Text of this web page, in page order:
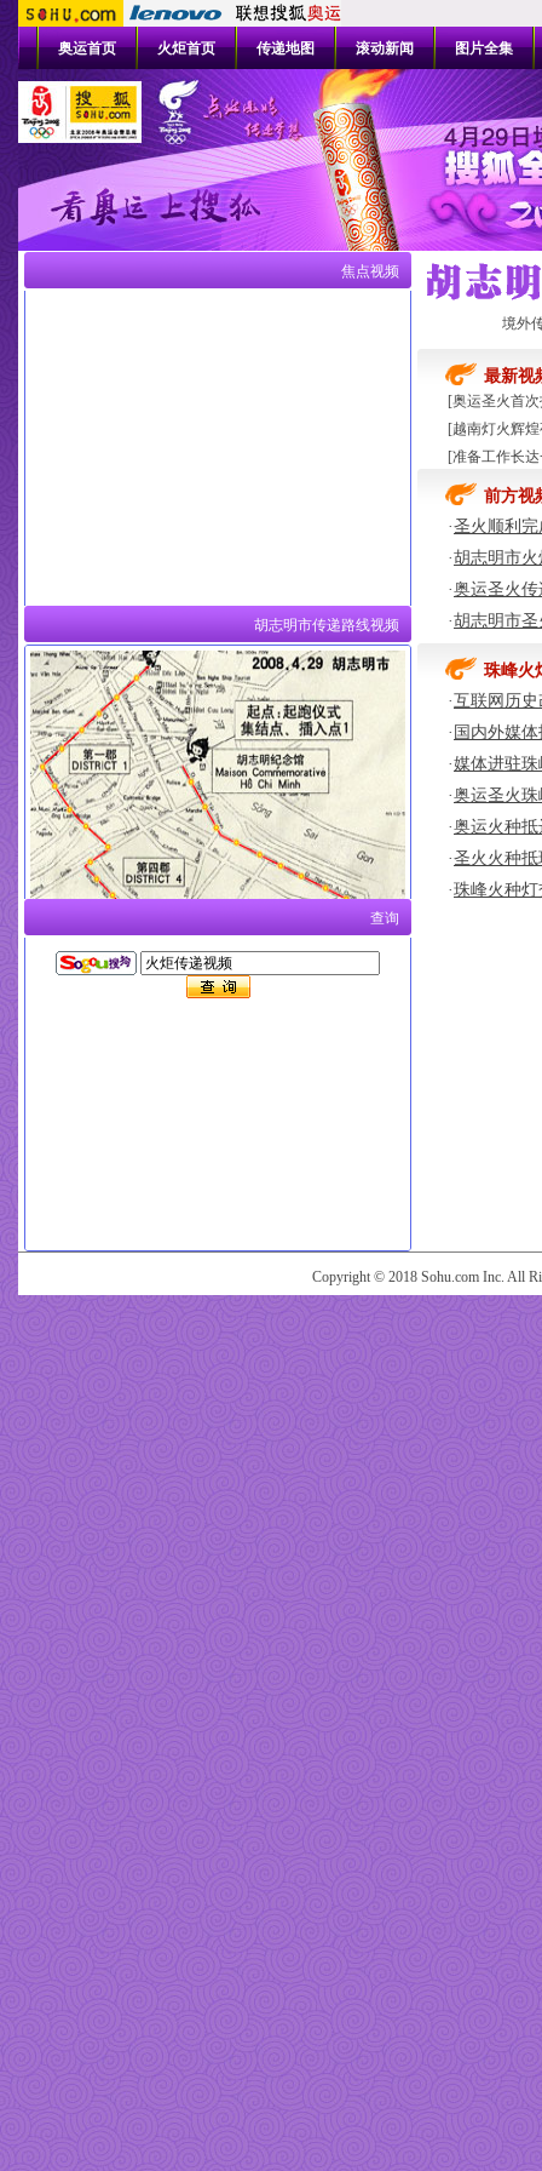
奥运首页 火炬首页 传递地图 滚动新闻 图片全集
焦点视频
胡志明市传递路线视频
查询
境外
最新视
[奥运圣火首
[越南灯火辉
[准备工作长
前方视
·圣火顺利
·胡志明市
·奥运圣火
·胡志明市
珠峰火
·互联网历
· 国内外媒
·媒体进驻
·奥运圣火
·奥运火种
·圣火火种
·珠峰火种
Copyright © 2018 Sohu.com Inc. All